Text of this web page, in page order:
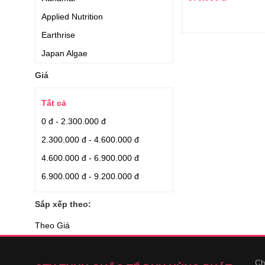
Applied Nutrition
Earthrise
Japan Algae
Aishodo
Careline
Orihiro
Blackmores
Nhập nguyên hộp từ Nhật
Nhập từ Nhật
Puritan Pride
Puritans Pride
Giá
Tất cả
0 đ - 2.300.000 đ
2.300.000 đ - 4.600.000 đ
4.600.000 đ - 6.900.000 đ
6.900.000 đ - 9.200.000 đ
Sắp xếp theo:
Theo Giá